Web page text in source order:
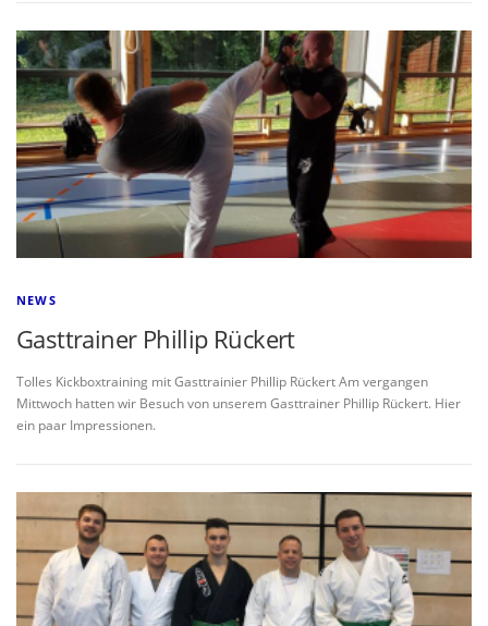
NEWS
Gasttrainer Phillip Rückert
Tolles Kickboxtraining mit Gasttrainier Phillip Rückert Am vergangen
Mittwoch hatten wir Besuch von unserem Gasttrainer Phillip Rückert. Hier
ein paar Impressionen.